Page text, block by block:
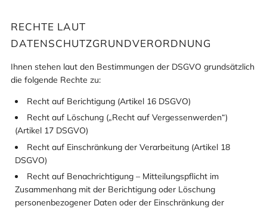
RECHTE LAUT
DATENSCHUTZGRUNDVERORDNUNG
Ihnen stehen laut den Bestimmungen der DSGVO grundsätzlich
die folgende Rechte zu:
Recht auf Berichtigung (Artikel 16 DSGVO)
Recht auf Löschung („Recht auf Vergessenwerden“)
(Artikel 17 DSGVO)
Recht auf Einschränkung der Verarbeitung (Artikel 18
DSGVO)
Recht auf Benachrichtigung – Mitteilungspflicht im
Zusammenhang mit der Berichtigung oder Löschung
personenbezogener Daten oder der Einschränkung der